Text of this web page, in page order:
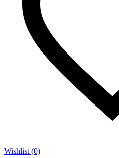
Wishlist (0)